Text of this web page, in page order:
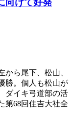
から尾下、松山、
勝。個人も松山が
ダイキ弓道部の活
第68回住吉大社全